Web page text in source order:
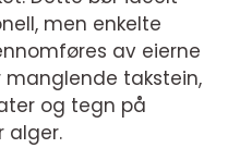
men enkelte
av eierne
manglende takstein,
og tegn på
alger.